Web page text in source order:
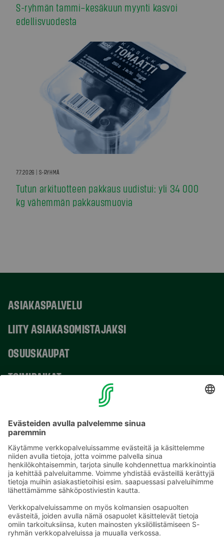
S-ryhmän tammi–kesäkuun myynti kasvoi
edellisvuodesta
7.7.2026 | S-RYHMÄ
Tutun arkituotteen pakkaus uudistui: yli 34 000
kg vähemmän pakkausmuovia
ASIAKASPALVELU
LIITY ASIAKASOMISTAJAKSI
OSUUSKAUPAT
TOIMIPAIKAT
Sähköpostiosoitteet S-ryhmässä ovat muotoa
etunimi.sukunimi@sok.fi
Seuraa meitä: